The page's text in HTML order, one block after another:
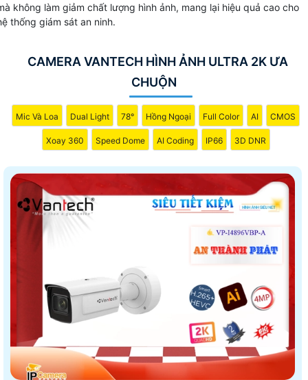
không làm giảm chất lượng hình ảnh, mang lại hiệu quả cao cho
thống giám sát an ninh.
CAMERA VANTECH HÌNH ẢNH ULTRA 2K ƯA
CHUỘN
Mic Và Loa Dual Light 78° Hồng Ngoại Full Color AI CMOS
Xoay 360 Speed Dome AI Coding IP66 3D DNR